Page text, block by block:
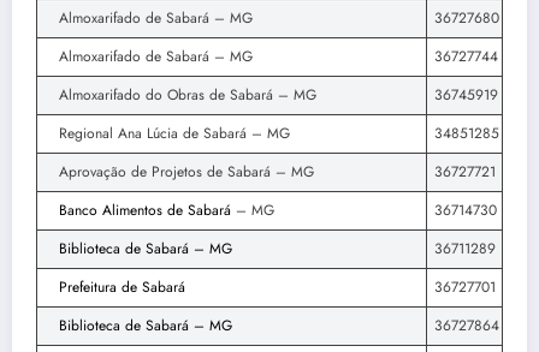
Almoxarifado de Sabará – MG
36727680
Almoxarifado de Sabará – MG
36727744
Almoxarifado do Obras de Sabará – MG
36745919
Regional Ana Lúcia de Sabará – MG
34851285
Aprovação de Projetos de Sabará – MG
36727721
Banco Alimentos de Sabará – MG
36714730
Biblioteca de Sabará – MG
36711289
Prefeitura de Sabará
36727701
Biblioteca de Sabará – MG
36727864